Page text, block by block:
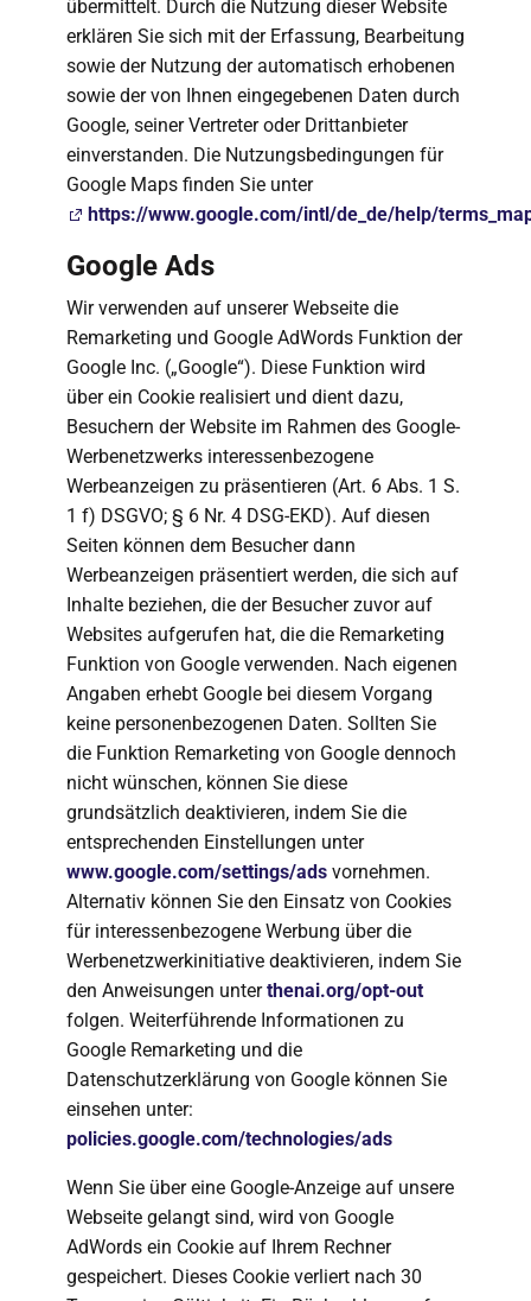
übermittelt. Durch die Nutzung dieser Website
erklären Sie sich mit der Erfassung, Bearbeitung
sowie der Nutzung der automatisch erhobenen
sowie der von Ihnen eingegebenen Daten durch
Google, seiner Vertreter oder Drittanbieter
einverstanden. Die Nutzungsbedingungen für
Google Maps finden Sie unter
https://www.google.com/intl/de_de/help/
Google Ads
Wir verwenden auf unserer Webseite die
Remarketing und Google AdWords Funktion der
Google Inc. („Google“). Diese Funktion wird
über ein Cookie realisiert und dient dazu,
Besuchern der Website im Rahmen des Google-
Werbenetzwerks interessenbezogene
Werbeanzeigen zu präsentieren (Art. 6 Abs. 1 S.
1 f) DSGVO; § 6 Nr. 4 DSG-EKD). Auf diesen
Seiten können dem Besucher dann
Werbeanzeigen präsentiert werden, die sich auf
Inhalte beziehen, die der Besucher zuvor auf
Websites aufgerufen hat, die die Remarketing
Funktion von Google verwenden. Nach eigenen
Angaben erhebt Google bei diesem Vorgang
keine personenbezogenen Daten. Sollten Sie
die Funktion Remarketing von Google dennoch
nicht wünschen, können Sie diese
grundsätzlich deaktivieren, indem Sie die
entsprechenden Einstellungen unter
www.google.com/settings/ads vornehmen.
Alternativ können Sie den Einsatz von Cookies
für interessenbezogene Werbung über die
Werbenetzwerkinitiative deaktivieren, indem Sie
den Anweisungen unterthenai.org/opt-out
folgen. Weiterführende Informationen zu
Google Remarketing und die
Datenschutzerklärung von Google können Sie
einsehen unter:
policies.google.com/technologies/ads
Wenn Sie über eine Google-Anzeige auf unsere
Webseite gelangt sind, wird von Google
AdWords ein Cookie auf Ihrem Rechner
gespeichert. Dieses Cookie verliert nach 30